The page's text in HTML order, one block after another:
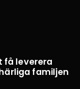
få leverera
familjen